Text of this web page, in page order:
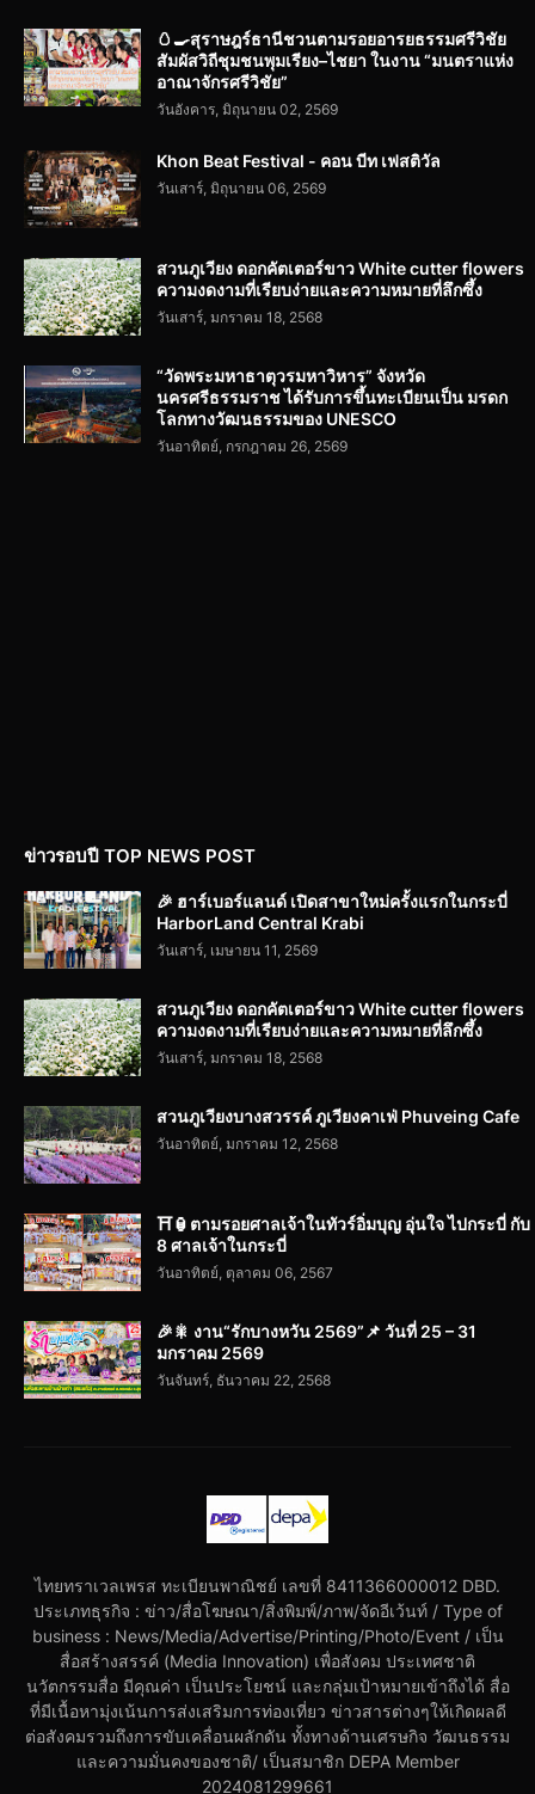
🥚🍳สุราษฎร์ธานีชวนตามรอยอารยธรรมศรีวิชัย
สัมผัสวิถีชุมชนพุมเรียง–ไชยา ในงาน “มนตราแห่ง
อาณาจักรศรีวิชัย”
วันอังคาร, มิถุนายน 02, 2569
Khon Beat Festival - คอน บีท เฟสติวัล
วันเสาร์, มิถุนายน 06, 2569
สวนภูเวียง ดอกคัตเตอร์ขาว White cutter flowers
ความงดงามที่เรียบง่ายและความหมายที่ลึกซึ้ง
วันเสาร์, มกราคม 18, 2568
“วัดพระมหาธาตุวรมหาวิหาร” จังหวัด
นครศรีธรรมราช ได้รับการขึ้นทะเบียนเป็น มรดก
โลกทางวัฒนธรรมของ UNESCO
วันอาทิตย์, กรกฎาคม 26, 2569
ข่าวรอบปี TOP NEWS POST
🎉 ฮาร์เบอร์แลนด์ เปิดสาขาใหม่ครั้งแรกในกระบี่
HarborLand Central Krabi
วันเสาร์, เมษายน 11, 2569
สวนภูเวียง ดอกคัตเตอร์ขาว White cutter flowers
ความงดงามที่เรียบง่ายและความหมายที่ลึกซึ้ง
วันเสาร์, มกราคม 18, 2568
สวนภูเวียงบางสวรรค์ ภูเวียงคาเฟ่ Phuveing Cafe
วันอาทิตย์, มกราคม 12, 2568
⛩️🏮ตามรอยศาลเจ้าในทัวร์อิ่มบุญ อุ่นใจ ไปกระบี่ กับ
8 ศาลเจ้าในกระบี่
วันอาทิตย์, ตุลาคม 06, 2567
🎉🎇 งาน“รักบางหวัน 2569”📌 วันที่ 25 – 31
มกราคม 2569
วันจันทร์, ธันวาคม 22, 2568
ไทยทราเวลเพรส ทะเบียนพาณิชย์ เลขที่ 8411366000012 DBD.
ประเภทธุรกิจ : ข่าว/สื่อโฆษณา/สิ่งพิมพ์/ภาพ/จัดอีเว้นท์ / Type of
business : News/Media/Advertise/Printing/Photo/Event / เป็น
สื่อสร้างสรรค์ (Media Innovation) เพื่อสังคม ประเทศชาติ
นวัตกรรมสื่อ มีคุณค่า เป็นประโยชน์ และกลุ่มเป้าหมายเข้าถึงได้ สื่อ
ที่มีเนื้อหามุ่งเน้นการส่งเสริมการท่องเที่ยว ข่าวสารต่างๆให้เกิดผลดี
ต่อสังคมรวมถึงการขับเคลื่อนผลักดัน ทั้งทางด้านเศรษกิจ วัฒนธรรม
และความมั่นคงของชาติ/ เป็นสมาชิก DEPA Member
2024081299661